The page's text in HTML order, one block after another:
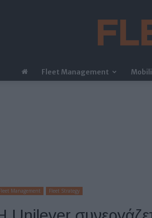
Fleet Management
Management Fleet Strategy